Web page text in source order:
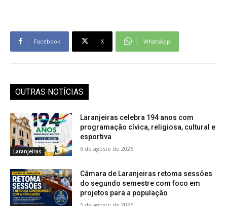
Facebook X WhatsApp
OUTRAS NOTÍCIAS
Laranjeiras
Laranjeiras celebra 194 anos com
programação cívica, religiosa, cultural e
esportiva
6 de agosto de 2026
Câmara de Laranjeiras retoma sessões
do segundo semestre com foco em
projetos para a população